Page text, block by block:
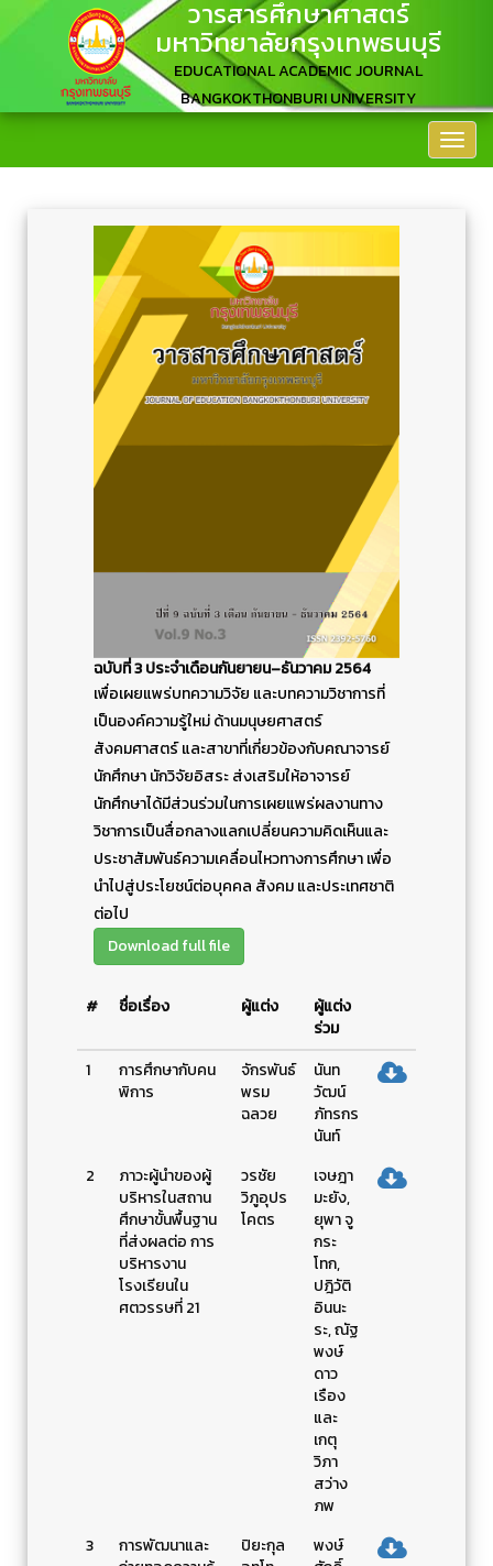
วารสารศึกษาศาสตร์
มหาวิทยาลัยกรุงเทพธนบุรี
EDUCATIONAL ACADEMIC JOURNAL
BANGKOKTHONBURI UNIVERSITY
ฉบับที่ 3 ประจำเดือนกันยายน–ธันวาคม 2564
เพื่อเผยแพร่บทความวิจัย และบทความวิชาการที่
เป็นองค์ความรู้ใหม่ ด้านมนุษยศาสตร์
สังคมศาสตร์ และสาขาที่เกี่ยวข้องกับคณาจารย์
นักศึกษา นักวิจัยอิสระ ส่งเสริมให้อาจารย์
นักศึกษาได้มีส่วนร่วมในการเผยแพร่ผลงานทาง
วิชาการเป็นสื่อกลางแลกเปลี่ยนความคิดเห็นและ
ประชาสัมพันธ์ความเคลื่อนไหวทางการศึกษา เพื่อ
นำไปสู่ประโยชน์ต่อบุคคล สังคม และประเทศชาติ
ต่อไป
Download full file
# ชื่อเรื่อง ผู้แต่ง
ผู้แต่ง
ร่วม
1
การศึกษากับคน
พิการ
จักรพันธ์
พรม
ฉลวย
นันท
วัฒน์
ภัทรกร
นันท์
2
ภาวะผู้นำของผู้
บริหารในสถาน
ศึกษาขั้นพื้นฐาน
ที่ส่งผลต่อ การ
บริหารงาน
โรงเรียนใน
ศตวรรษที่ 21
วรชัย
วิภูอุปร
โคตร
เจษฎา
มะยัง,
ยุพา จู
กระ
โทก,
ปฎิวัติ
อินนะ
ระ, ณัฐ
พงษ์
ดาว
เรือง
และ
เกตุ
วิภา
สว่าง
ภพ
3
การพัฒนาและ
ปิยะกุล
พงษ์